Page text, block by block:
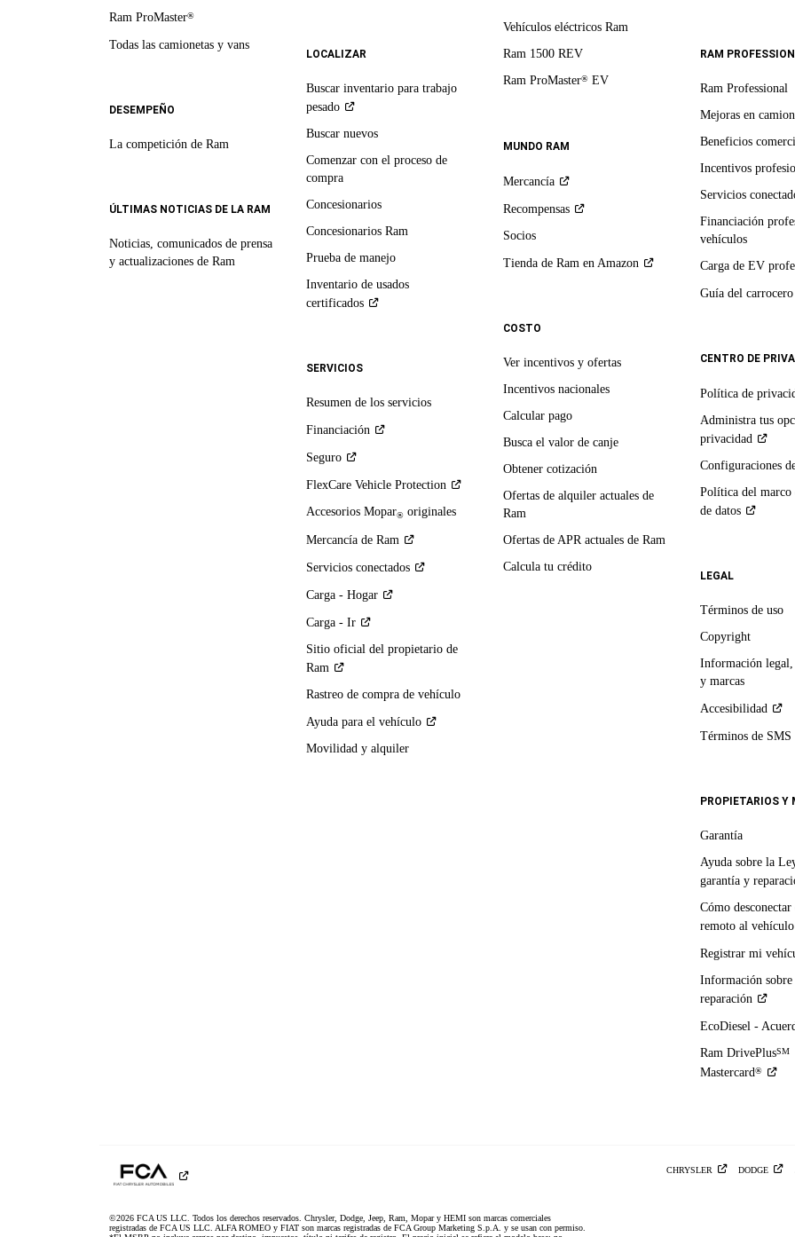
Ram ProMaster®
Todas las camionetas y vans
DESEMPEÑO
La competición de Ram
ÚLTIMAS NOTICIAS DE LA RAM
Noticias, comunicados de prensa
y actualizaciones de Ram
LOCALIZAR
Buscar inventario para trabajo
pesado
Buscar nuevos
Comenzar con el proceso de
compra
Concesionarios
Concesionarios Ram
Prueba de manejo
Inventario de usados
certificados
SERVICIOS
Resumen de los servicios
Financiación
Seguro
FlexCare Vehicle Protection
Accesorios Mopar® originales
Mercancía de Ram
Servicios conectados
Carga - Hogar
Carga - Ir
Sitio oficial del propietario de
Ram
Rastreo de compra de vehículo
Ayuda para el vehículo
Movilidad y alquiler
Vehículos eléctricos Ram
Ram 1500 REV
Ram ProMaster®EV
MUNDO RAM
Mercancía
Recompensas
Socios
Tienda de Ram en Amazon
COSTO
Ver incentivos y ofertas
Incentivos nacionales
Calcular pago
Busca el valor de canje
Obtener cotización
Ofertas de alquiler actuales de
Ram
Ofertas de APR actuales de Ram
Calcula tu crédito
RAM
Ram Professional
Mejoras en
Beneficios
Incentivos
Servicios
Financiación
vehículos
Carga de EV
Guía delcarrocero
CENTRO DE
Política de
Administra tus
privacidad
Configuraciones
Política del marco
dedatos
LEGAL
Términos de uso
Copyright
Información legal,
y marcas
Accesibilidad
Términos de SMS
PROPIETARIOS Y
Garantía
Ayuda sobre la
garantía y
Cómo desconectar
remoto alvehículo
Registrar mi
Información sobre
reparación
EcoDiesel -
Ram DrivePlusSM
Mastercard®
CHRYSLER DODGE
©2026 FCA US LLC. Todos los derechos reservados. Chrysler, Dodge, Jeep, Ram, Mopar y HEMI son marcas comerciales
registradas de FCA US LLC. ALFA ROMEO y FIAT son marcas registradas de FCA Group Marketing S.p.A. y se usan con permiso.